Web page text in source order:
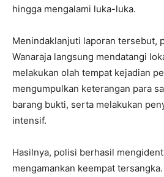
hingga mengalami luka-luka.
Menindaklanjuti laporan tersebut,
Wanaraja langsung mendatangi
melakukan olah tempat kejadian
mengumpulkan keterangan para
barang bukti, serta melakukan
intensif.
Hasilnya, polisi berhasil
mengamankan keempat tersangka.